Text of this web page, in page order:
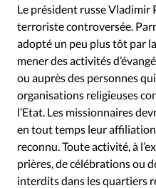
Le président russe Vladimir
terroriste controversée.
adopté un peu plus tôt par
mener des activités
ou auprès des personnes
organisations religieuses
l’Etat. Les missionnaires
en tout temps leur
reconnu. Toute activité, à
prières, de célébrations ou
interdits dans les quartiers